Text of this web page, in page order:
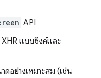
API
แบบซิงค์และ
ดอย่างเหมาะสม (เช่น